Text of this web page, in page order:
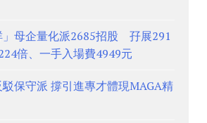
」母企量化派2685招股 孖展291
倍、一手入場費4949元
保守派 撐引進專才體現MAGA精